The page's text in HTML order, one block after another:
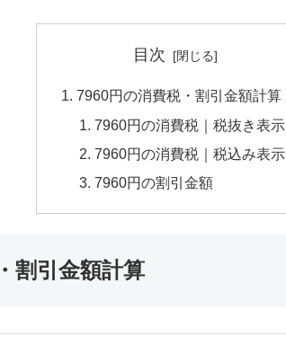
目次
7960円の消費税・割引金額計算
7960円の消費税｜税抜き表示
7960円の消費税｜税込み表示
7960円の割引金額
割引金額計算